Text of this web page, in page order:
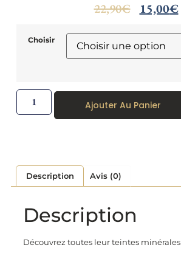
22,90€ 15,00€
Choisir
Ajouter Au Panier
Description Avis (0)
Description
Découvrez toutes leur teintes minérales